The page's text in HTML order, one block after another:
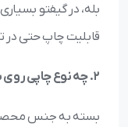
بله، در گیفتو
قابلیت چاپ حتی در
۲. چه نوع چاپی روی ساعت‌ها انجام می‌شود؟
بسته به جنس